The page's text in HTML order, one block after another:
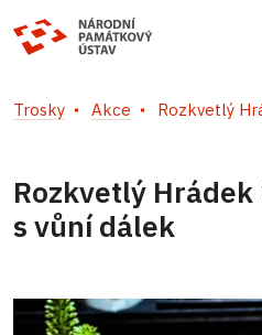
Trosky Akce Rozkvetlý
Rozkvetlý
s vůní dálek